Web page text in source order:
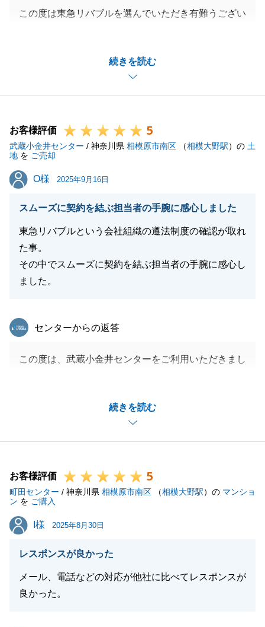
続きを読む
この度は東急リバブルを選んでいただき有難うござい
かったと存じますが何度もご協力いただき、心より感
お客様に満足していただける仕事をすること、お客様
ます。
この先、何か不動産に関連することが有りましたら些
細なことでもお問い合わせくださいませ。
閉じる
お客様評価 5
武蔵小金井センター / 神奈川県 相模原市南区 （相模大野駅）の 土
地 を ご売却
O様
O様 2025年9月16日
スムーズに契約を結ぶ担当者の手腕に感心しました
東急リバブルという会社組織の遵法制度の確認が取れ
た事。
その中でスムーズに契約を結ぶ担当者の手腕に感心し
ました。
続きを読む
東急リバブル
センターからの返答
この度は、武蔵小金井センターをご利用いただきまし
手腕に感心しました」という有難いお言葉を頂戴しま
したが、今後の励みとなります。ありがとうございま
した。
することが出来ました。
その後も、共有者の方々との間で大変な思いをさせて
しまいましたが、無事ご決済を迎えることができまし
たのはO様の多大なご協力のおかげでした。
事がございましたら、お気軽にお申し付けください。
※旭川の件もタイミングが良かったです。
今後とも宜しくお願いいたします。
お客様評価 5
町田センター / 神奈川県 相模原市南区 （相模大野駅）の マンショ
ン を ご購入
I様
I様 2025年8月30日
レスポンスが良かった
メール、電話などの対応が他社に比べてレスポンスが
良かった。